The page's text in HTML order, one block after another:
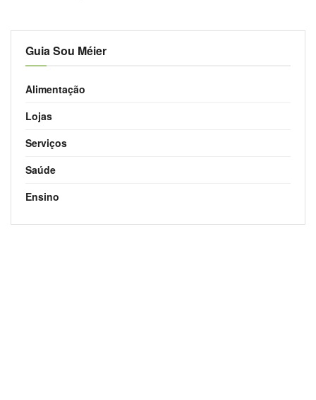
Guia Sou Méier
Alimentação
Lojas
Serviços
Saúde
Ensino